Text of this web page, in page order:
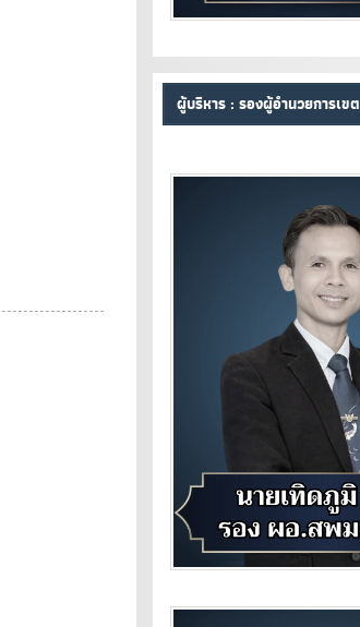
ผู้บริหาร : รองผู้อำนวยการเขต